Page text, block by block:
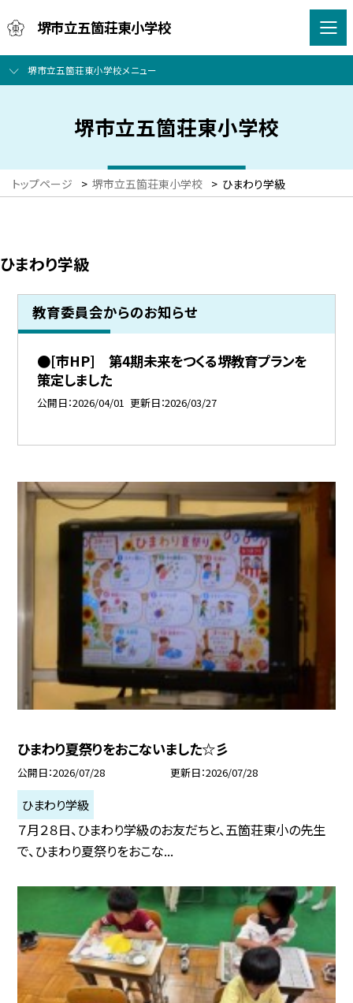
堺市立五箇荘東小学校
堺市立五箇荘東小学校メニュー
堺市立五箇荘東小学校
トップページ > 堺市立五箇荘東小学校 > ひまわり学級
ひまわり学級
教育委員会からのお知らせ
●[市HP] 第4期未来をつくる堺教育プランを
策定しました
公開日 2026/04/01 更新日 2026/03/27
ひまわり夏祭りをおこないました☆彡
公開日 2026/07/28 更新日 2026/07/28
ひまわり学級
７月２８日、ひまわり学級のお友だちと、五箇荘東小の先生
で、ひまわり夏祭りをおこな...